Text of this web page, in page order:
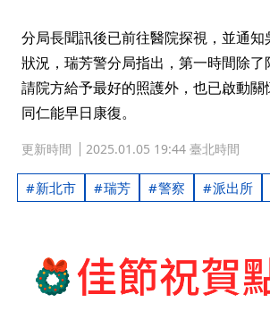
分局長聞訊後已前往醫院探視，並通
狀況，瑞芳警分局指出，第一時間除了
請院方給予最好的照護外，也已啟動關
同仁能早日康復。
更新時間 2025.01.05 19:44 臺北時間
新北市 瑞芳 警察 派出所